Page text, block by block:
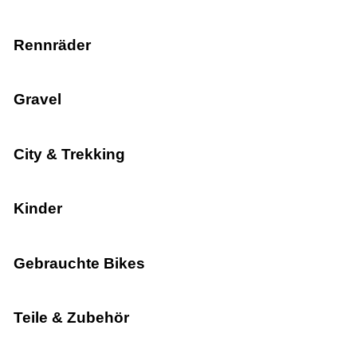
Rennräder
Gravel
City & Trekking
Kinder
Gebrauchte Bikes
Teile & Zubehör